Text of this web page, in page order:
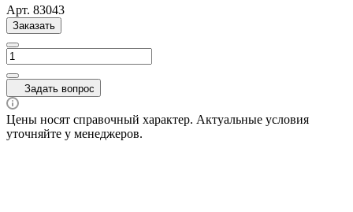
Арт. 83043
Заказать
Задать вопрос
Цены носят справочный характер. Актуальные условия
уточняйте у менеджеров.